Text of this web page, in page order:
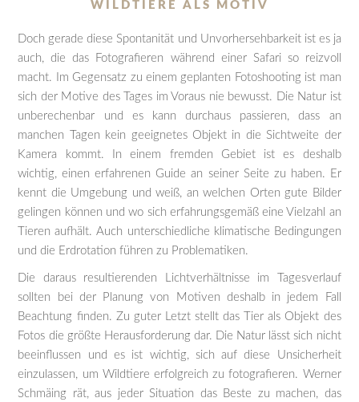
WILDTIERE ALS MOTIV
Doch gerade diese Spontanität und Unvorhersehbarkeit ist es ja
auch, die das Fotografieren während einer Safari so reizvoll
macht. Im Gegensatz zu einem geplanten Fotoshooting ist man
sich der Motive des Tages im Voraus nie bewusst. Die Natur ist
unberechenbar und es kann durchaus passieren, dass an
manchen Tagen kein geeignetes Objekt in die Sichtweite der
Kamera kommt. In einem fremden Gebiet ist es deshalb
wichtig, einen erfahrenen Guide an seiner Seite zu haben. Er
kennt die Umgebung und weiß, an welchen Orten gute Bilder
gelingen können und wo sich erfahrungsgemäß eine Vielzahl an
Tieren aufhält. Auch unterschiedliche klimatische Bedingungen
und die Erdrotation führen zu Problematiken.
Die daraus resultierenden Lichtverhältnisse im Tagesverlauf
sollten bei der Planung von Motiven deshalb in jedem Fall
Beachtung finden. Zu guter Letzt stellt das Tier als Objekt des
Fotos die größte Herausforderung dar. Die Natur lässt sich nicht
beeinflussen und es ist wichtig, sich auf diese Unsicherheit
einzulassen, um Wildtiere erfolgreich zu fotografieren. Werner
Schmäing rät, aus jeder Situation das Beste zu machen, das